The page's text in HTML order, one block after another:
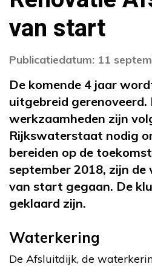
van start
Publicatiedatum: 11
De komende 4 jaar
uitgebreid gerenoveerd.
werkzaamheden zijn
Rijkswaterstaat nodig
bereiden op de
september 2018, zijn de
van start gegaan. De
geklaard zijn.
Waterkering
De Afsluitdijk, de